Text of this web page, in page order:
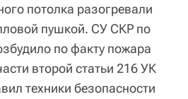
потолка разогревали
пушкой. СУ СКР по
по факту пожара
второй статьи 216 УК
техники безопасности